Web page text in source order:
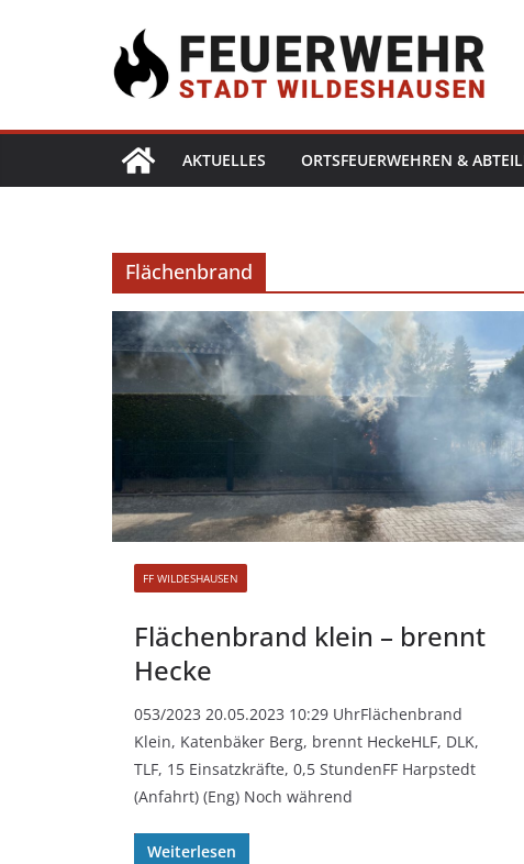
AKTUELLES ORTSFEUERWEHREN &
Flächenbrand
FF WILDESHAUSEN
Flächenbrand klein – brennt
Hecke
053/2023 20.05.2023 10:29 UhrFlächenbrand
Klein, Katenbäker Berg, brennt HeckeHLF, DLK,
TLF, 15 Einsatzkräfte, 0,5 StundenFF Harpstedt
(Anfahrt) (Eng) Noch während
Weiterlesen